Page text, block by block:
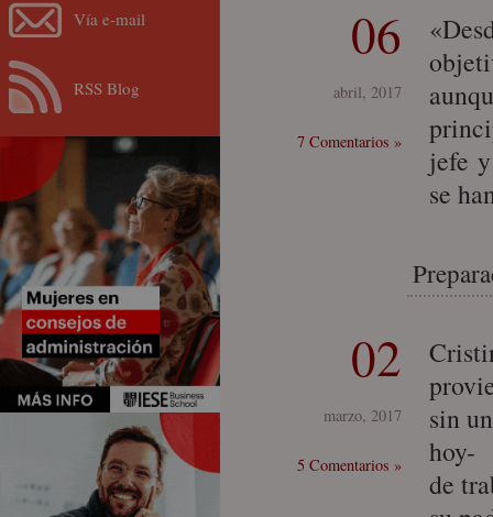
06
abril, 2017
7 Comentarios »
jefe
se
02
marzo, 2017
5 Comentarios »
sin
hoy-
de
Vía e-mail
RSS Blog